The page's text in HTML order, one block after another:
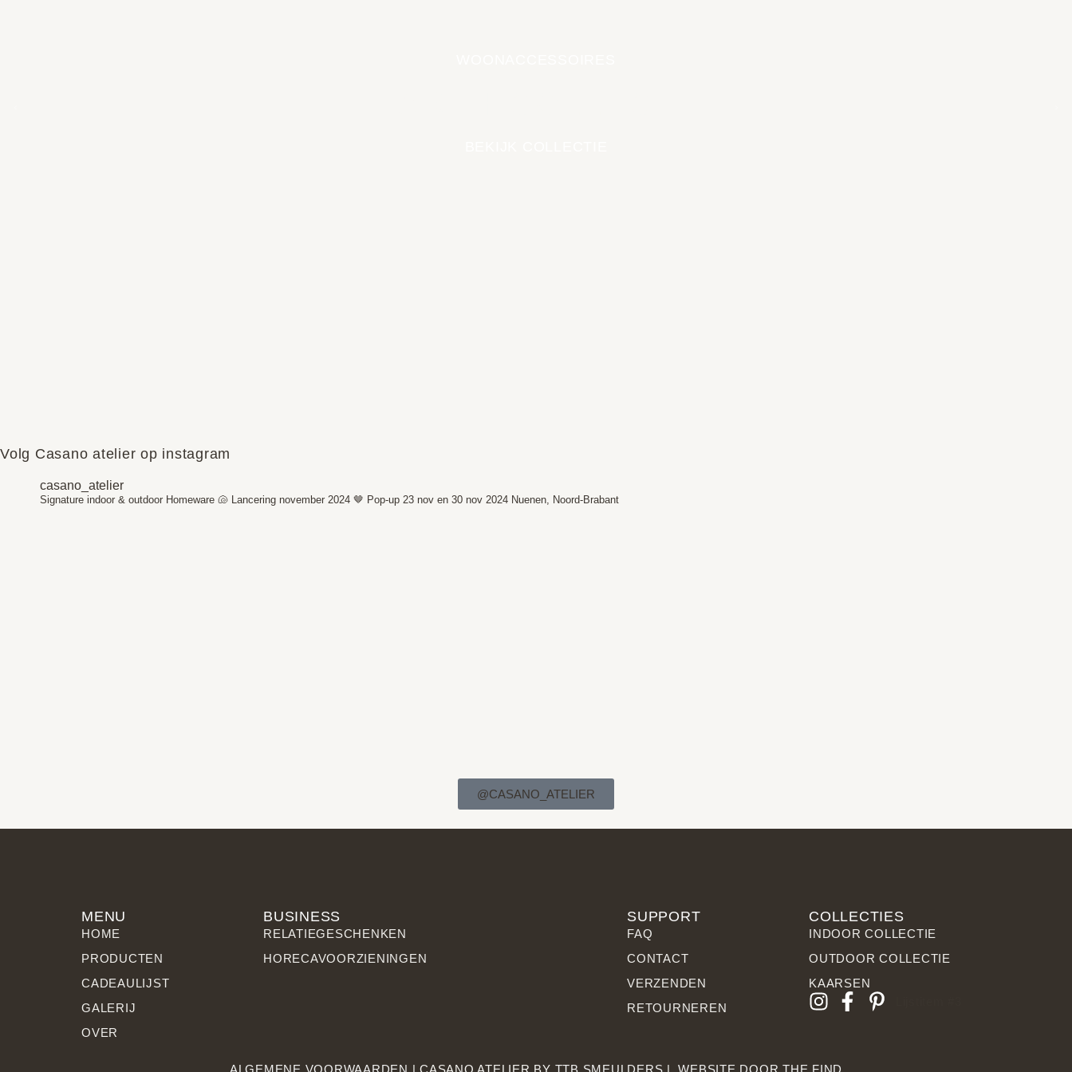
Volg Casano atelier op instagram
casano_atelier
Signature indoor & outdoor Homeware 🐚 Lancering november 2024 🤎 Pop-up 23 nov en 30 nov 2024 Nuenen, Noord-Brabant
@CASANO_ATELIER
MENU
HOME
PRODUCTEN
CADEAULIJST
GALERIJ
OVER
BUSINESS
RELATIE­GESCHENKEN
HORECAVOORZIENINGEN
SUPPORT
FAQ
CONTACT
VERZENDEN
RETOURNEREN
COLLECTIES
INDOOR COLLECTIE
OUTDOOR COLLECTIE
KAARSEN
ALGEMENE VOORWAARDEN | CASANO ATELIER BY TTB SMEULDERS |WEBSITE DOOR THE FIND